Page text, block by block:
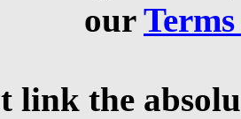
our
link the